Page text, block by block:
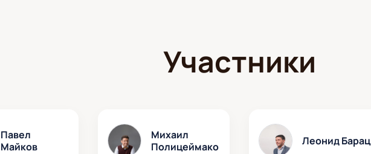
Участники
Павел
Майков
Михаил
Полицеймако
Леонид Барац